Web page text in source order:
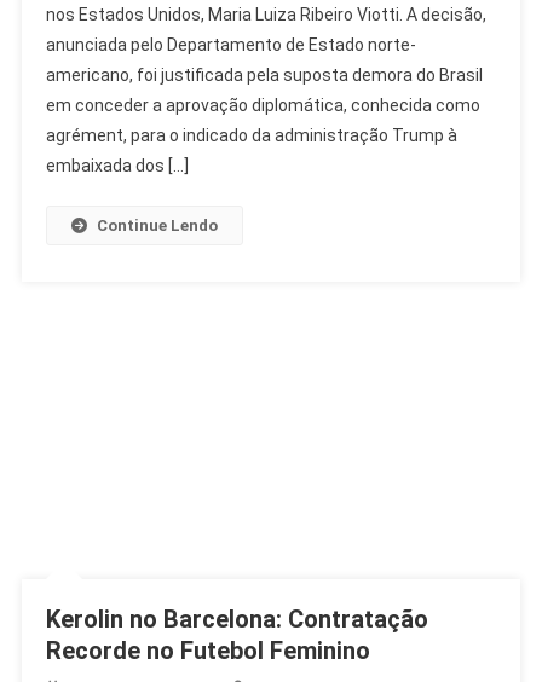
Visto
Embaixadora
EUA
Gera
Repúdio
nos Estados Unidos, Maria Luiza Ribeiro Viotti. A decisão,
anunciada pelo Departamento de Estado norte-
americano, foi justificada pela suposta demora do Brasil
em conceder a aprovação diplomática, conhecida como
agrément, para o indicado da administração Trump à
embaixada dos […]
Continue Lendo
Kerolin no Barcelona: Contratação
Recorde no Futebol Feminino